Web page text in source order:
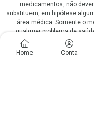
Home Conta
medicamentos, não
substituem, em hipótese
área médica. Somente o
qualquer problema de
preços e as promoções são
fotos contidas em nosso